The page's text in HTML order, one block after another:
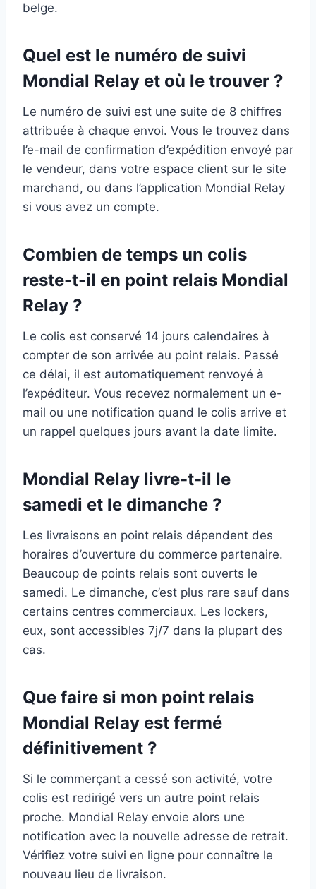
belge.
Quel est le numéro de suivi
Mondial Relay et où le trouver ?
Le numéro de suivi est une suite de 8 chiffres
attribuée à chaque envoi. Vous le trouvez dans
l’e-mail de confirmation d’expédition envoyé par
le vendeur, dans votre espace client sur le site
marchand, ou dans l’application Mondial Relay
si vous avez un compte.
Combien de temps un colis
reste-t-il en point relais Mondial
Relay ?
Le colis est conservé 14 jours calendaires à
compter de son arrivée au point relais. Passé
ce délai, il est automatiquement renvoyé à
l’expéditeur. Vous recevez normalement un e-
mail ou une notification quand le colis arrive et
un rappel quelques jours avant la date limite.
Mondial Relay livre-t-il le
samedi et le dimanche ?
Les livraisons en point relais dépendent des
horaires d’ouverture du commerce partenaire.
Beaucoup de points relais sont ouverts le
samedi. Le dimanche, c’est plus rare sauf dans
certains centres commerciaux. Les lockers,
eux, sont accessibles 7j/7 dans la plupart des
cas.
Que faire si mon point relais
Mondial Relay est fermé
définitivement ?
Si le commerçant a cessé son activité, votre
colis est redirigé vers un autre point relais
proche. Mondial Relay envoie alors une
notification avec la nouvelle adresse de retrait.
Vérifiez votre suivi en ligne pour connaître le
nouveau lieu de livraison.